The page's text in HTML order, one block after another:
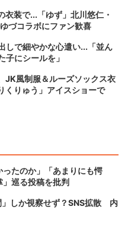
装で...「ゆず」北川悠仁・
づコラボにファン歓喜
しで細やかな心遣い...「並ん
子にシールを」
JK風制服＆ルーズソックス衣
りゅう」アイスショーで
たのか」「あまりにも愕
巡る投稿を批判
しか視察せず？SNS拡散 内